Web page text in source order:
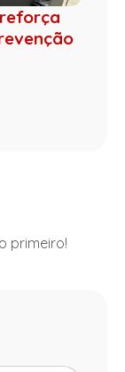
primeiro!